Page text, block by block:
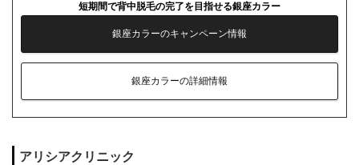
短期間で背中脱毛の完了を目指せる銀座カラー
銀座カラーのキャンペーン情報
銀座カラーの詳細情報
アリシアクリニック